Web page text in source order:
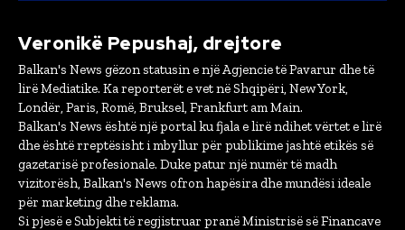
Veronikë Pepushaj, drejtore
Balkan's News gëzon statusin e një Agjencie të Pavarur dhe të
lirë Mediatike. Ka reporterët e vet në Shqipëri, New York,
Londër, Paris, Romë, Bruksel, Frankfurt am Main.
Balkan's News është një portal ku fjala e lirë ndihet vërtet e lirë
dhe është rreptësisht i mbyllur për publikime jashtë etikës së
gazetarisë profesionale. Duke patur një numër të madh
vizitorësh, Balkan's News ofron hapësira dhe mundësi ideale
për marketing dhe reklama.
Si pjesë e Subjekti të regjistruar pranë Ministrisë së Financave